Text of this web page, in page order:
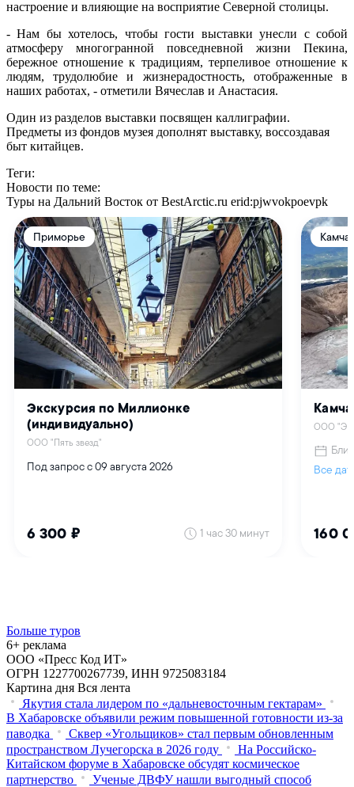
настроение и влияющие на восприятие Северной столицы.
- Нам бы хотелось, чтобы гости выставки унесли с собой
атмосферу многогранной повседневной жизни Пекина,
бережное отношение к традициям, терпеливое отношение к
людям, трудолюбие и жизнерадостность, отображенные в
наших работах, - отметили Вячеслав и Анастасия.
Один из разделов выставки посвящен каллиграфии.
Предметы из фондов музея дополнят выставку, воссоздавая
быт китайцев.
Теги:
Новости по теме:
Туры на Дальний Восток от BestArctic.ru erid:pjwvokpoevpk
Больше туров
6+ реклама
ООО «Пресс Код ИТ»
ОГРН 1227700267739, ИНН 9725083184
Картина дня Вся лента
Якутия стала лидером по «дальневосточным гектарам»
В Хабаровске объявили режим повышенной готовности из‑за
паводка
Сквер «Угольщиков» стал первым обновленным
пространством Лучегорска в 2026 году
На Российско-
Китайском форуме в Хабаровске обсудят космическое
партнерство
Ученые ДВФУ нашли выгодный способ